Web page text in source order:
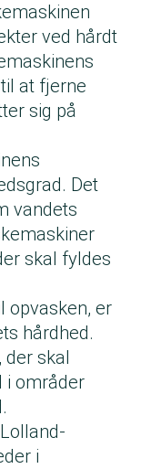
ved hårdt
at fjerne
sig på
Det
vandets
skal fyldes
opvasken, er
hårdhed.
skal
i områder
i